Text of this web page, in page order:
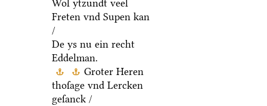
Wol ytzundt veel
Freten vnd Supen kan
/
De ys nu ein recht
Eddelman.
Groter Heren
thoſage vnd Lercken
geſanck /